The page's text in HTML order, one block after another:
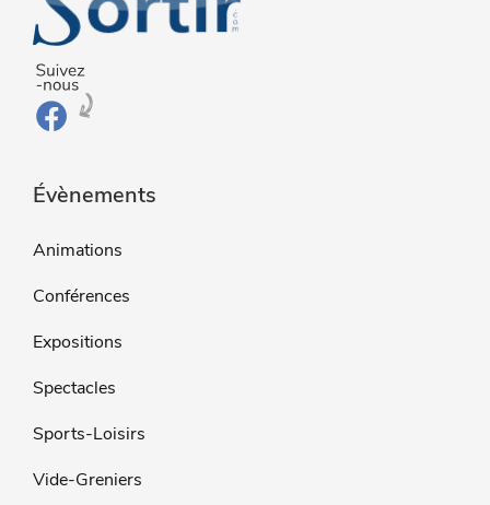
Évènements
Animations
Conférences
Expositions
Spectacles
Sports-Loisirs
Vide-Greniers